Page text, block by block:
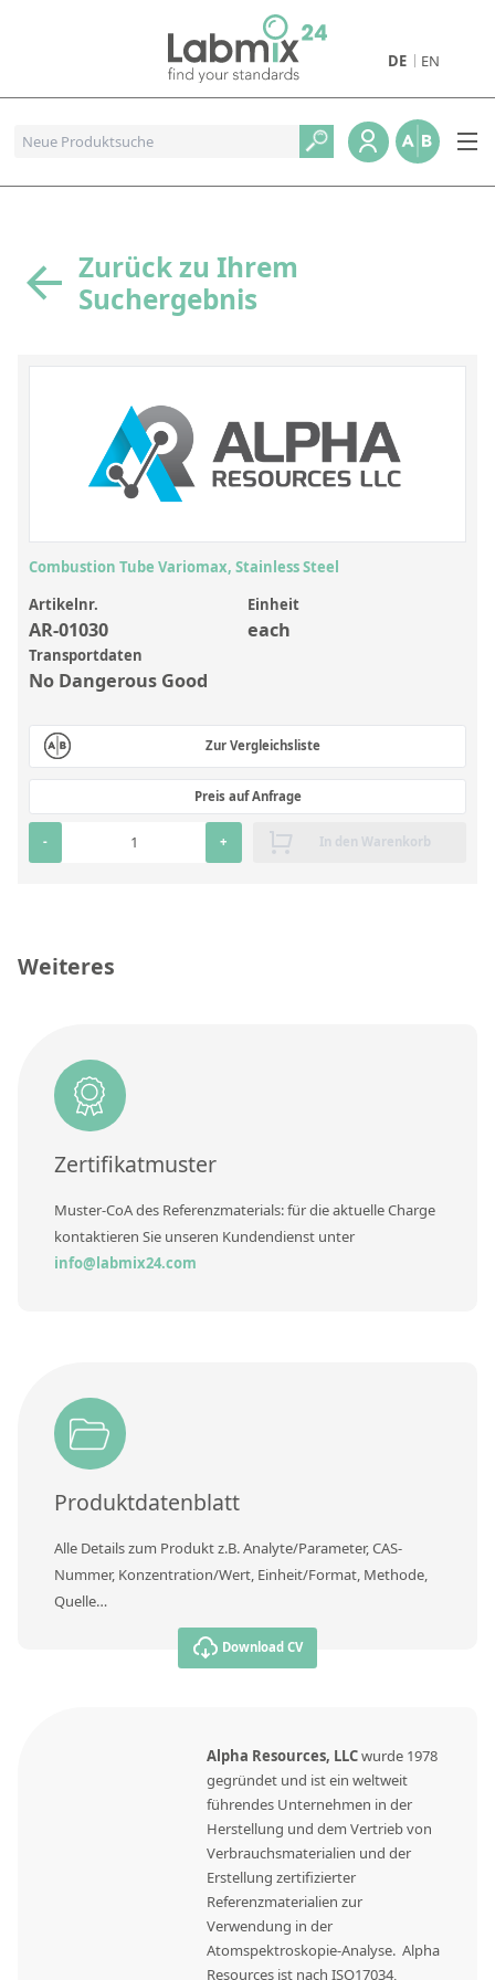
DE EN
Referenzstandards für die Industrie und Geologie
Referenzstandards für die Umweltanalytik
Referenzstandards für physikalische Eigenschaften
Organische Referenzstandards
Anorganische Referenzstandards
Laborbedarf und Verbrauchsmaterialien
Custom-Made
Übersicht: Kundenspezifische Standards
Anorganische wässrige Kundenmischungen
Organische Analyten | Rückstandsanalytik
Elementstandards in Öl
Pharmazeutische und organische Kundensynthesen
Über uns
Über Labmix24
Unsere Partner und Marken
Presse und Aktuelles
Karriere bei Labmix24
Zurück zu Ihrem
Suchergebnis
Combustion Tube Variomax, Stainless Steel
Artikelnr.
AR-01030
Einheit
each
Transportdaten
No Dangerous Good
Zur Vergleichsliste
Preis auf Anfrage
- + In den Warenkorb
Weiteres
Zertifikatmuster
Muster-CoA des Referenzmaterials: für die aktuelle Charge
kontaktieren Sie unseren Kundendienst unter
info@labmix24.com
Produktdatenblatt
Alle Details zum Produkt z.B. Analyte/Parameter, CAS-
Nummer, Konzentration/Wert, Einheit/Format, Methode,
Quelle…
Download CV
Alpha Resources, LLCwurde 1978
gegründet und ist ein weltweit
führendes Unternehmen in der
Herstellung und dem Vertrieb von
Verbrauchsmaterialien und der
Erstellung zertifizierter
Referenzmaterialien zur
Verwendung in der
Atomspektroskopie-Analyse. Alpha
Resources ist nach ISO17034,